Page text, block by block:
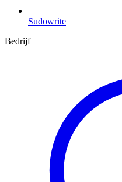
Sudowrite
Bedrijf